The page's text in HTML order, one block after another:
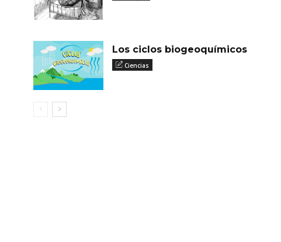
Los ciclos biogeoquímicos
Ciencias